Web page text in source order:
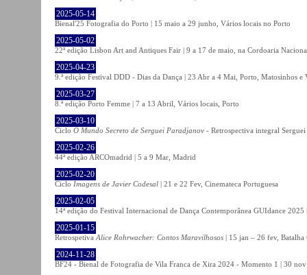
2025-05-14
Bienal'25 Fotografia do Porto | 15 maio a 29 junho, Vários locais no Porto
2025-05-02
22ª edição Lisbon Art and Antiques Fair | 9 a 17 de maio, na Cordoaria
2025-04-23
9.ª edição Festival DDD - Dias da Dança | 23 Abr a 4 Mai, Porto, Matosinhos e
2025-03-27
8.ª edição Porto Femme | 7 a 13 Abril, Vários locais, Porto
2025-03-10
Ciclo O Mundo Secreto de Serguei Paradjanov - Retrospectiva integral
2025-02-26
44ª edição ARCOmadrid | 5 a 9 Mar, Madrid
2025-02-20
Ciclo Imagens de Javier Codesal | 21 e 22 Fev, Cinemateca Portuguesa
2025-02-05
14ª edição do Festival Internacional de Dança Contemporânea GUIdance 2025
2025-01-15
Retrospetiva Alice Rohrwacher: Contos Maravilhosos | 15 jan – 26 fev, Batalha
2024-11-28
BF24 - Bienal de Fotografia de Vila Franca de Xira 2024 - Momento 1 | 30